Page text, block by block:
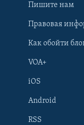
Пишите нам
Правовая
Как обойти
VOA+
iOS
Android
RSS